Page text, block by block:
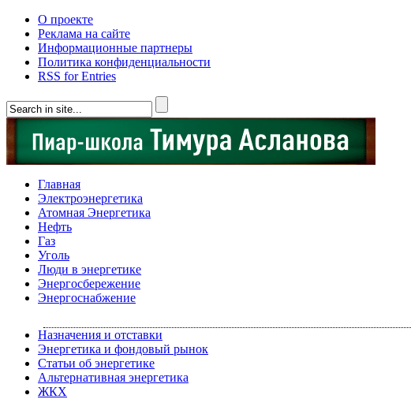
О проекте
Реклама на сайте
Информационные партнеры
Политика конфиденциальности
RSS for Entries
Главная
Электроэнергетика
Атомная Энергетика
Нефть
Газ
Уголь
Люди в энергетике
Энергосбережение
Энергоснабжение
Назначения и отставки
Энергетика и фондовый рынок
Статьи об энергетике
Альтернативная энергетика
ЖКХ